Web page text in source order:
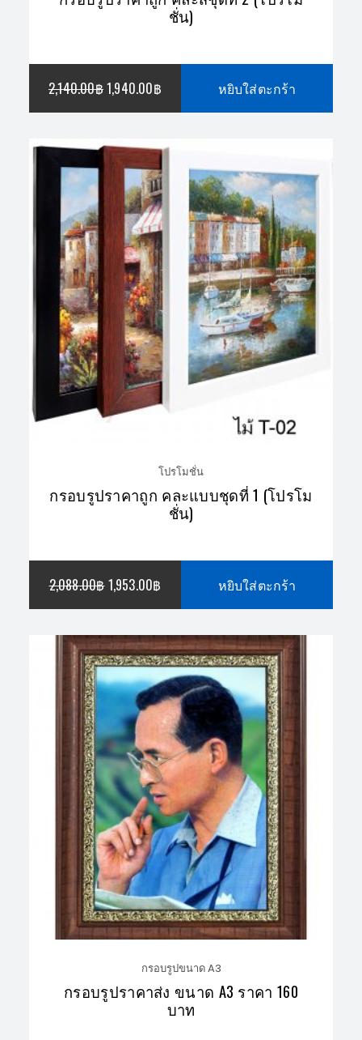
ชั่น)
2,140.00฿ORIGINAL
WAS:
2,140.00฿.
1,940.00฿CURRENT
IS:
1,940.00฿.
หยิบใส่ตะกร้า
โปรโมชั่น
กรอบรูปราคาถูก คละแบบชุดที่ 1 (โปรโม
ชั่น)
2,088.00฿ORIGINAL
PRICE
WAS:
2,088.00฿.
1,953.00฿
PRICE
IS:
1,953.00฿.
หยิบใส่ตะกร้า
กรอบรูปขนาด A3
กรอบรูปราคาส่ง ขนาด A3 ราคา 160
บาท